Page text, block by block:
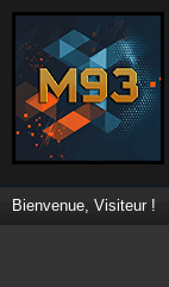
Bienvenue, Visiteur !